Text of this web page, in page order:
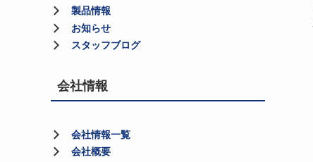
製品情報
お知らせ
スタッフブログ
会社情報
会社情報一覧
会社概要